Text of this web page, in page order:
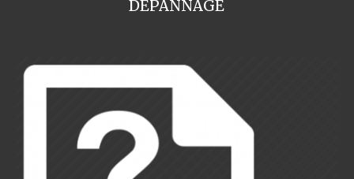
DEPANNAGE